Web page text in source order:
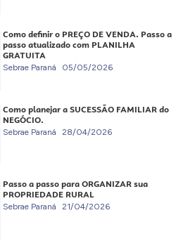
Como definir o PREÇO DE VENDA. Passo a
passo atualizado com PLANILHA
GRATUITA
Sebrae Paraná 05/05/2026
Como planejar a SUCESSÃO FAMILIAR do
NEGÓCIO.
Sebrae Paraná 28/04/2026
Passo a passo para ORGANIZAR sua
PROPRIEDADE RURAL
Sebrae Paraná 21/04/2026